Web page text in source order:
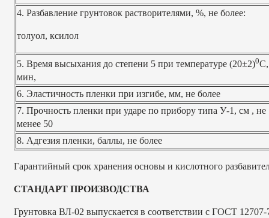
4. Разбавление грунтовок растворителями, %, не более:
толуол, ксилол
5. Время высыхания до степени 5 при температуре (20±2)0С,
мин,
6. Эластичность пленки при изгибе, мм, не более
7. Прочность пленки при ударе по прибору типа У-1, см , не
менее 50
8. Адгезия пленки, баллы, не более
Гарантийный срок хранения основы и кислотного
СТАНДАРТ ПРОИЗВОДСТВА
Грунтовка ВЛ-02 выпускается в соответствии с ГОСТ 12707-